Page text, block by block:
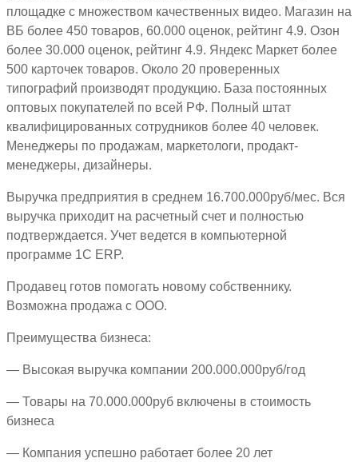
площадке с множеством качественных видео. Магазин на
ВБ более 450 товаров, 60.000 оценок, рейтинг 4.9. Озон
более 30.000 оценок, рейтинг 4.9. Яндекс Маркет более
500 карточек товаров. Около 20 проверенных
типографий производят продукцию. База постоянных
оптовых покупателей по всей РФ. Полный штат
квалифицированных сотрудников более 40 человек.
Менеджеры по продажам, маркетологи, продакт-
менеджеры, дизайнеры.
Выручка предприятия в среднем 16.700.000руб/мес. Вся
выручка приходит на расчетный счет и полностью
подтверждается. Учет ведется в компьютерной
программе 1С ЕRP.
Продавец готов помогать новому собственнику.
Возможна продажа с ООО.
Преимущества бизнеса:
— Высокая выручка компании 200.000.000руб/год
— Товары на 70.000.000руб включены в стоимость
бизнеса
— Компания успешно работает более 20 лет